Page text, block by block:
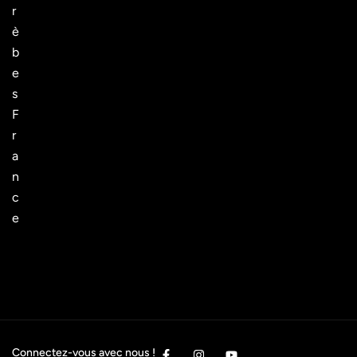
r
è
b
e
s
F
r
a
n
c
e
Connectez-vous avec nous !